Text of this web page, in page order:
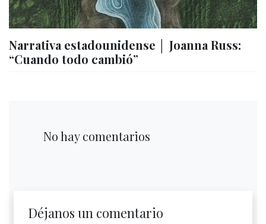
Narrativa estadounidense │ Joanna Russ:
“Cuando todo cambió”
No hay comentarios
Déjanos un comentario